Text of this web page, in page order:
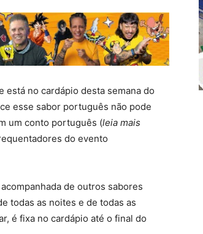
está no cardápio desta semana do
esse sabor português não pode
um conto português (leia mais
do evento
de outros sabores
todas as noites e de todas as
é fixa no cardápio até o final do